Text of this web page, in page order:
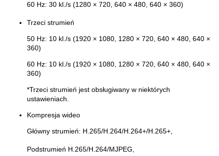
60 Hz: 30 kl./s (1280 × 720, 640 × 480, 640 × 360)
Trzeci strumień
50 Hz: 10 kl./s (1920 × 1080, 1280 × 720, 640 × 480, 640 ×
360)
60 Hz: 10 kl./s (1920 × 1080, 1280 × 720, 640 × 480, 640 ×
360)
*Trzeci strumień jest obsługiwany w niektórych
ustawieniach.
Kompresja wideo
Główny strumień: H.265/H.264/H.264+/H.265+,
Podstrumień H.265/H.264/MJPEG,